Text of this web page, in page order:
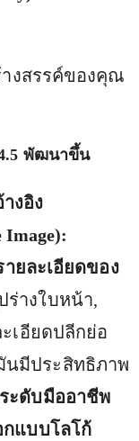
งสรรค์ของคุณ
พัฒนาขึ้น
งอิง
Image):
ายละเอียดของ
ร่างใบหน้า,
เอียดปลีกย่อ
นมีประสิทธิภาพ
ะดับมืออาชีพ
กแบบโลโก้